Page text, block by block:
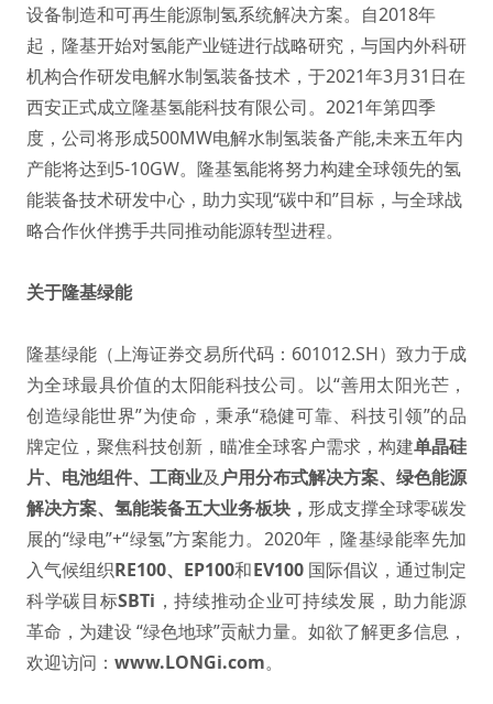
设备制造和可再生能源制氢系统解决方案。自2018年
起，隆基开始对氢能产业链进行战略研究，与国内外科研
机构合作研发电解水制氢装备技术，于2021年3月31日在
西安正式成立隆基氢能科技有限公司。2021年第四季
度，公司将形成500MW电解水制氢装备产能,未来五年内
产能将达到5-10GW。隆基氢能将努力构建全球领先的氢
能装备技术研发中心，助力实现“碳中和”目标，与全球战
略合作伙伴携手共同推动能源转型进程。
关于隆基绿能
隆基绿能（上海证券交易所代码：601012.SH）致力于成
为全球最具价值的太阳能科技公司。以“善用太阳光芒，
创造绿能世界”为使命，秉承“稳健可靠、科技引领”的品
牌定位，聚焦科技创新，瞄准全球客户需求，构建单晶硅
片、 电池组件、 工商业及 户用分布式解决方案、 绿色能源
解决方案、 氢能装备五大业务板块， 形成支撑全球零碳发
展的“绿电”+“绿氢”方案能力。2020年，隆基绿能率先加
入气候组织RE100、 EP100和EV100 国际倡议，通过制定
科学碳目标SBTi ，持续推动企业可持续发展，助力能源
革命，为建设 “绿色地球”贡献力量。如欲了解更多信息，
欢迎访问： www.LONGi.com。